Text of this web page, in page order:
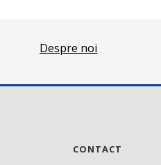
Despre noi
CONTACT